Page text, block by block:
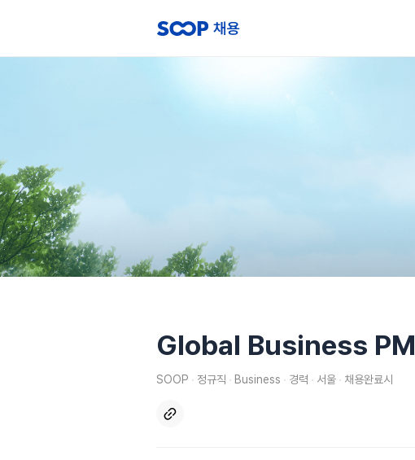
Global Business PM
SOOP 정규직 Business 경력 서울 채용완료시